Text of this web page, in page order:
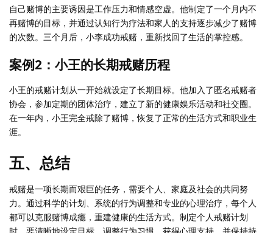
自己赌博的主要诱因是工作压力和情感空虚。他制定了一个月内不
再赌博的目标，并通过认知行为疗法和家人的支持逐步减少了赌博
的次数。三个月后，小李成功戒赌，重新找回了生活的掌控感。
案例2：小王的长期戒赌历程
小王的戒赌计划从一开始就设定了长期目标。他加入了匿名戒赌者
协会，参加定期的团体治疗，建立了新的健康娱乐活动和社交圈。
在一年内，小王完全戒除了赌博，恢复了正常的生活方式和职业生
涯。
五、总结
戒赌是一项长期而艰巨的任务，需要个人、家庭及社会的共同努
力。通过科学的计划、系统的行为调整和专业的心理治疗，每个人
都可以克服赌博成瘾，重建健康的生活方式。制定个人戒赌计划